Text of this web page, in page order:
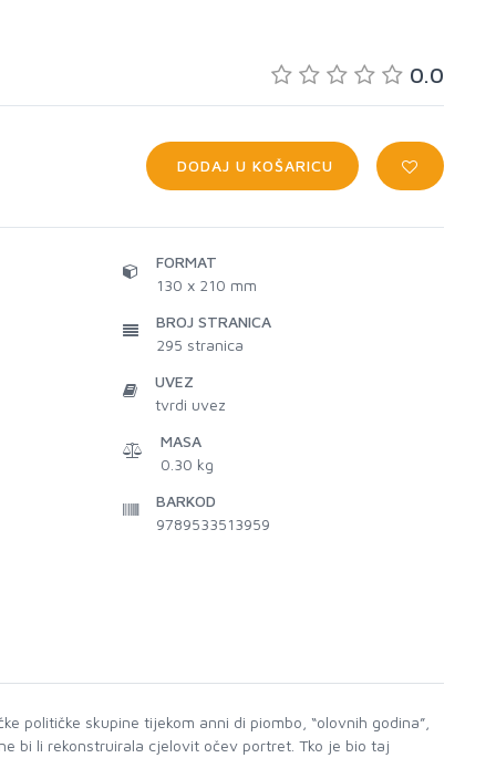
0.0
DODAJ U KOŠARICU
FORMAT
130 x 210 mm
BROJ STRANICA
295 stranica
UVEZ
tvrdi uvez
MASA
0.30 kg
BARKOD
9789533513959
političke skupine tijekom anni di piombo, “olovnih godina”,
bi li rekonstruirala cjelovit očev portret. Tko je bio taj